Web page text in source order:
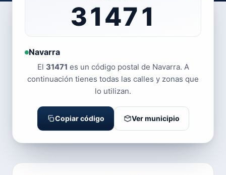
31471
Navarra
El 31471 es un código postal de Navarra. A
continuación tienes todas las calles y zonas que
lo utilizan.
Copiar código Ver municipio